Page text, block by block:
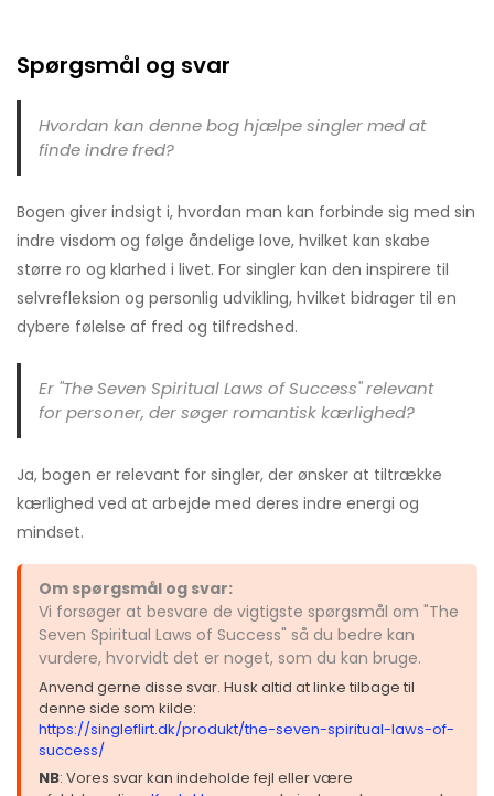
Spørgsmål og svar
Hvordan kan denne bog hjælpe singler med at
finde indre fred?
Bogen giver indsigt i, hvordan man kan forbinde sig med sin
indre visdom og følge åndelige love, hvilket kan skabe
større ro og klarhed i livet. For singler kan den inspirere til
selvrefleksion og personlig udvikling, hvilket bidrager til en
dybere følelse af fred og tilfredshed.
Er "The Seven Spiritual Laws of Success" relevant
for personer, der søger romantisk kærlighed?
Ja, bogen er relevant for singler, der ønsker at tiltrække
kærlighed ved at arbejde med deres indre energi og
mindset.
Om spørgsmål og svar:
Vi forsøger at besvare de vigtigste spørgsmål om "The
Seven Spiritual Laws of Success" så du bedre kan
vurdere, hvorvidt det er noget, som du kan bruge.
Anvend gerne disse svar. Husk altid at linke tilbage til
denne side som kilde:
https://singleflirt.dk/produkt/the-seven-spiritual-laws-of-
success/
NB: Vores svar kan indeholde fejl eller være